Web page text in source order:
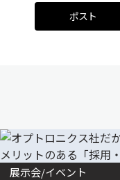
ポスト
展示会/イベント